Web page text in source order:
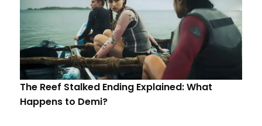
The Reef Stalked Ending Explained: What
Happens to Demi?